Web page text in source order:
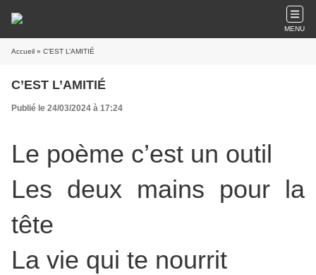
MENU
Accueil » C’EST L’AMITIÉ
C’EST L’AMITIÉ
Publié le 24/03/2024 à 17:24
Le poème c’est un outil
Les deux mains pour la
tête
La vie qui te nourrit